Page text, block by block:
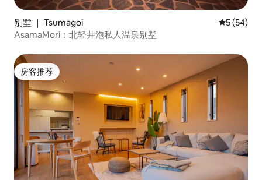
别墅 ｜ Tsumagoi 平均评分
5 (54)
AsamaMori：北轻井泡私人温泉别墅
房客推荐
房客推荐